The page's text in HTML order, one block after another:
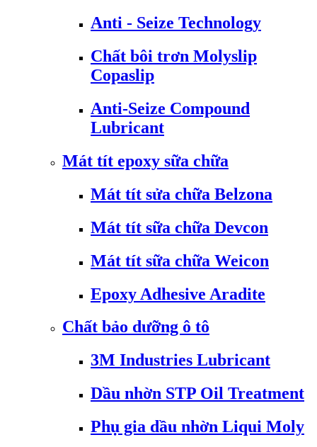
Anti - Seize Technology
Chất bôi trơn Molyslip
Copaslip
Anti-Seize Compound
Lubricant
Mát tít epoxy sữa chữa
Mát tít sửa chữa Belzona
Mát tít sữa chữa Devcon
Mát tít sữa chữa Weicon
Epoxy Adhesive Aradite
Chất bảo dưỡng ô tô
3M Industries Lubricant
Dầu nhờn STP Oil Treatment
Phụ gia dầu nhờn Liqui Moly